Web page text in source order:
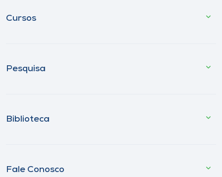
Cursos
Pesquisa
Biblioteca
Fale Conosco